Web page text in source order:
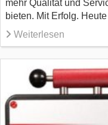
mehr Qualität und
bieten. Mit Erfolg.
Weiterlesen